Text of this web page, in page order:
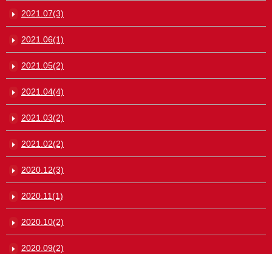
2021.07(3)
2021.06(1)
2021.05(2)
2021.04(4)
2021.03(2)
2021.02(2)
2020.12(3)
2020.11(1)
2020.10(2)
2020.09(2)